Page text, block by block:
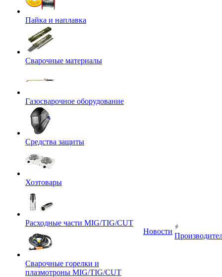
Пайка и наплавка
Сварочные материалы
Газосварочное оборудование
Средства защиты
Хозтовары
Расходные части MIG/TIG/CUT
Сварочные горелки и
плазмотроны MIG/TIG/CUT
Новости